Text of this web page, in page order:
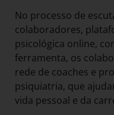
No processo de
colaboradores,
psicológica online,
ferramenta, os
rede de coaches e
psiquiatria, que
vida pessoal e da